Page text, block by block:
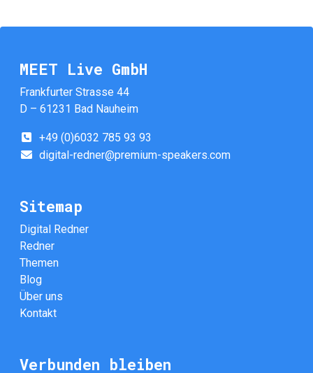
MEET Live GmbH
Frankfurter Strasse 44
D – 61231 Bad Nauheim
+49 (0)6032 785 93 93
digital-redner@premium-speakers.com
Sitemap
Digital Redner
Redner
Themen
Blog
Über uns
Kontakt
Verbunden bleiben